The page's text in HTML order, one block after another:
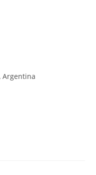
Argentina